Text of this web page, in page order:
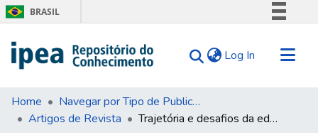
BRASIL
Comunica BR
Acesso à informação
Legislação
Log In (current)
Communities & Collections
Search for
Home
Navegar por Tipo de Publicação
Artigos de Revista
Trajetória e desafios da educação básica no Brasil